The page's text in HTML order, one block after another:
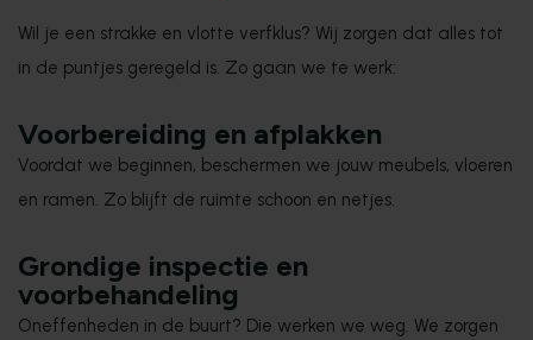
Wil je een strakke en vlotte verfklus? Wij zorgen dat alles tot
in de puntjes geregeld is. Zo gaan we te werk:
Voorbereiding en afplakken
Voordat we beginnen, beschermen we jouw meubels, vloeren
en ramen. Zo blijft de ruimte schoon en netjes.
Grondige inspectie en
voorbehandeling
Oneffenheden in de buurt? Die werken we weg. We zorgen